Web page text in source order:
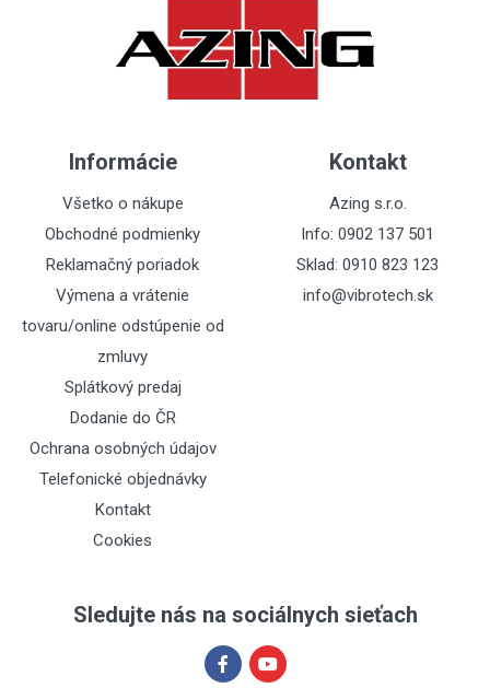
Post Your Review
Informácie
Všetko o nákupe
Obchodné podmienky
Reklamačný poriadok
Výmena a vrátenie
tovaru/online odstúpenie od
zmluvy
Splátkový predaj
Dodanie do ČR
Ochrana osobných údajov
Telefonické objednávky
Kontakt
Cookies
Kontakt
Azing s.r.o.
Info: 0902 137 501
Sklad: 0910 823 123
info@vibrotech.sk
Sledujte nás na sociálnych sieťach